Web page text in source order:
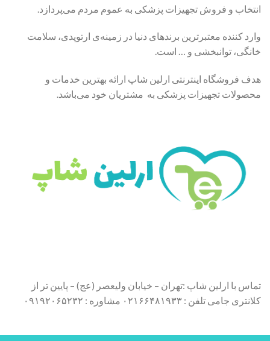
انتخاب و فروش تجهیزات پزشکی به عموم مردم می‌پردازد.
وارد کننده معتبرترین برندهای دنیا در زمینه‌ی ارتوپدی، سلامت
خانگی، توانبخشی و … است.
هدف فروشگاه اینترنتی ارلین شاپ ارائه بهترین خدمات و
محصولات تجهیزات پزشکی به مشتریان خود می‌باشد.
تماس با ارلین شاپ :تهران – خیابان ولیعصر (عج) – پایین تر از
کلانتری جامی تلفن : ۰۲۱۶۶۴۸۱۹۳۳ مشاوره : ۰۹۱۹۲۰۶۵۲۳۲